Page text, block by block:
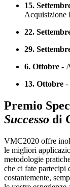
15.
Acquisizione
22.
29.
6. Ottobre -
13. Ottobre -
Premio
Successo di
VMC2020 offre
le migliori
metodologie
che ci fate partecipi
costantemente,